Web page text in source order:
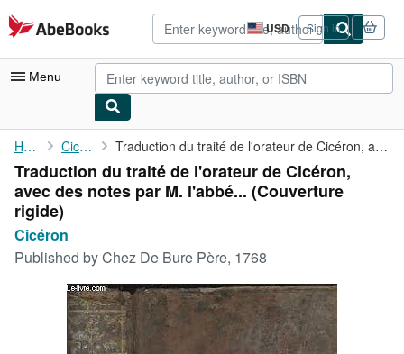
Skip to main content
AbeBooks.com USD
Site
shopping
preferences
Sign in
Menu
My Account
My Purchases
Advanced Search
Browse Collections
Art & Collectibles
Textbooks
Home Cicéron Traduction du traité de l'orateur de Cicéron, avec des notes par...
Traduction du traité de l'orateur de Cicéron,
avec des notes par M. l'abbé... (Couverture
rigide)
Cicéron
Published byChez De Bure Père, 1768